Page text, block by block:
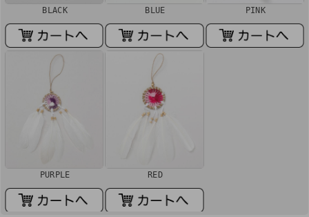
BLACK BLUE PINK
PURPLE RED